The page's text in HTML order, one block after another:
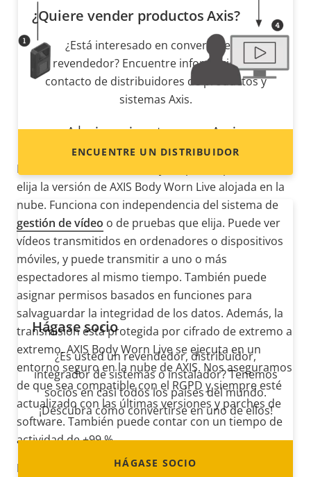
Alojamiento en Axis
Para una solución discreta y sin preocupaciones,
elija la versión de AXIS Body Worn Live alojada en la
nube. Funciona con independencia del sistema de
gestión de vídeo o de pruebas que elija. Puede ver
vídeos transmitidos en ordenadores o dispositivos
móviles, y puede transmitir a uno o más
espectadores al mismo tiempo. También puede
asignar permisos basados en funciones para
salvaguardar la integridad de los datos. Además, la
transmisión está protegida por cifrado de extremo a
extremo. AXIS Body Worn Live se ejecuta en un
entorno seguro en la nube de AXIS. Nos aseguramos
de que sea compatible con el RGPD y siempre esté
actualizado con las últimas versiones y parches de
software. También puede contar con un tiempo de
actividad de +99 %.
Descripción de imagen
¿Quiere vender productos Axis?
¿Está interesado en convertirse en
revendedor? Encuentre información de
contacto de distribuidores de productos y
sistemas Axis.
ENCUENTRE UN DISTRIBUIDOR
Hágase socio
¿Es usted un revendedor, distribuidor,
integrador de sistemas o instalador? Tenemos
socios en casi todos los países del mundo.
¡Descubra cómo convertirse en uno de ellos!
HÁGASE SOCIO